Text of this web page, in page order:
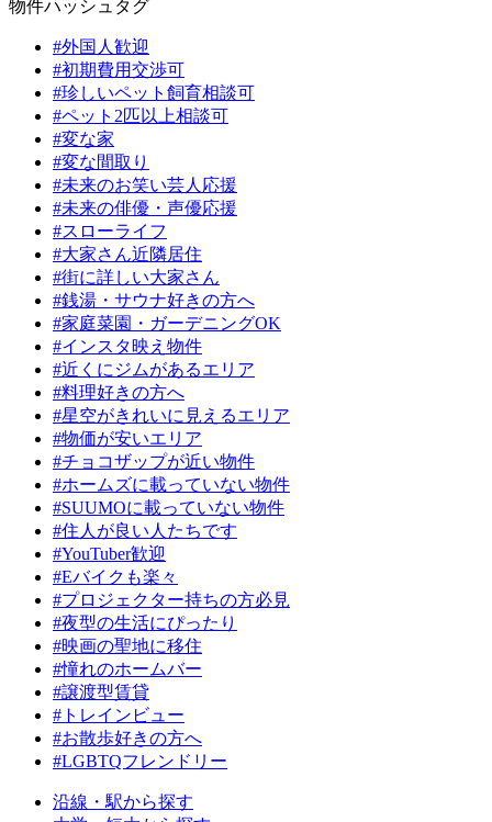
物件ハッシュタグ
#外国人歓迎
#初期費用交渉可
#珍しいペット飼育相談可
#ペット2匹以上相談可
#変な家
#変な間取り
#未来のお笑い芸人応援
#未来の俳優・声優応援
#スローライフ
#大家さん近隣居住
#街に詳しい大家さん
#銭湯・サウナ好きの方へ
#家庭菜園・ガーデニングOK
#インスタ映え物件
#近くにジムがあるエリア
#料理好きの方へ
#星空がきれいに見えるエリア
#物価が安いエリア
#チョコザップが近い物件
#ホームズに載っていない物件
#SUUMOに載っていない物件
#住人が良い人たちです
#YouTuber歓迎
#Eバイクも楽々
#プロジェクター持ちの方必見
#夜型の生活にぴったり
#映画の聖地に移住
#憧れのホームバー
#譲渡型賃貸
#トレインビュー
#お散歩好きの方へ
#LGBTQフレンドリー
沿線・駅から探す